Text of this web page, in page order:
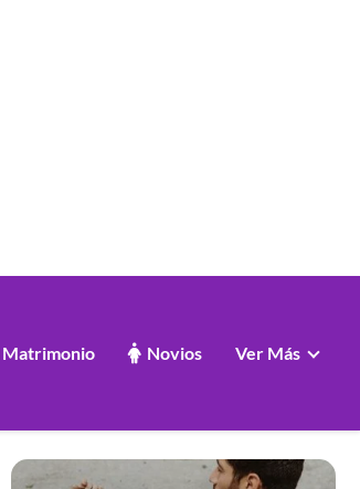
Matrimonio Novios Ver Más